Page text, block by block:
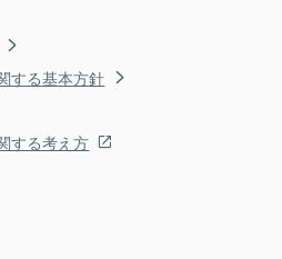
する基本方針
する考え方